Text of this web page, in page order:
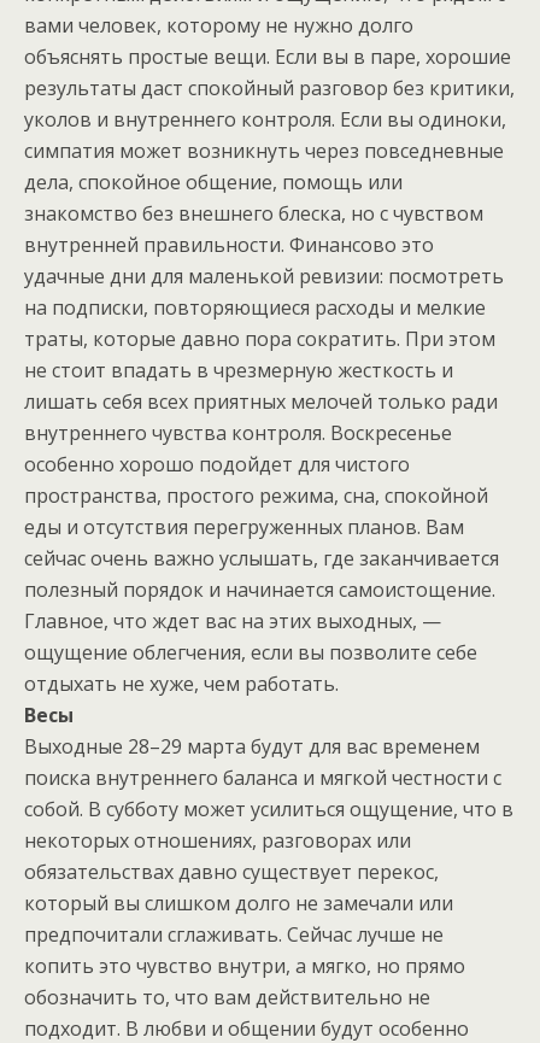
вами человек, которому не нужно долго
объяснять простые вещи. Если вы в паре, хорошие
результаты даст спокойный разговор без критики,
уколов и внутреннего контроля. Если вы одиноки,
симпатия может возникнуть через повседневные
дела, спокойное общение, помощь или
знакомство без внешнего блеска, но с чувством
внутренней правильности. Финансово это
удачные дни для маленькой ревизии: посмотреть
на подписки, повторяющиеся расходы и мелкие
траты, которые давно пора сократить. При этом
не стоит впадать в чрезмерную жесткость и
лишать себя всех приятных мелочей только ради
внутреннего чувства контроля. Воскресенье
особенно хорошо подойдет для чистого
пространства, простого режима, сна, спокойной
еды и отсутствия перегруженных планов. Вам
сейчас очень важно услышать, где заканчивается
полезный порядок и начинается самоистощение.
Главное, что ждет вас на этих выходных, —
ощущение облегчения, если вы позволите себе
отдыхать не хуже, чем работать.
Весы
Выходные 28–29 марта будут для вас временем
поиска внутреннего баланса и мягкой честности с
собой. В субботу может усилиться ощущение, что в
некоторых отношениях, разговорах или
обязательствах давно существует перекос,
который вы слишком долго не замечали или
предпочитали сглаживать. Сейчас лучше не
копить это чувство внутри, а мягко, но прямо
обозначить то, что вам действительно не
подходит. В любви и общении будут особенно